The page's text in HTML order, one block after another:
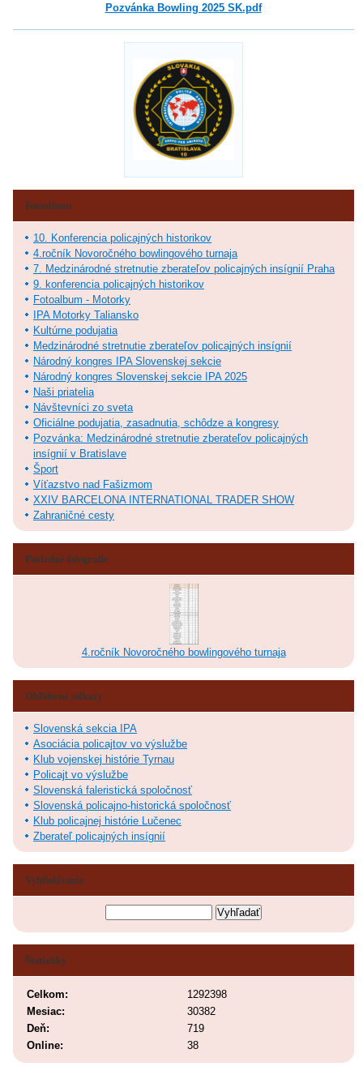
Pozvánka Bowling 2025 SK.pdf
Fotoalbum
10. Konferencia policajných historikov
4.ročník Novoročného bowlingového turnaja
7. Medzinárodné stretnutie zberateľov policajných insígnií Praha
9. konferencia policajných historikov
Fotoalbum - Motorky
IPA Motorky Taliansko
Kultúrne podujatia
Medzinárodné stretnutie zberateľov policajných insígnií
Národný kongres IPA Slovenskej sekcie
Národný kongres Slovenskej sekcie IPA 2025
Naši priatelia
Návštevníci zo sveta
Oficiálne podujatia, zasadnutia, schôdze a kongresy
Pozvánka: Medzinárodné stretnutie zberateľov policajných
insígnií v Bratislave
Šport
Víťazstvo nad Fašizmom
XXIV BARCELONA INTERNATIONAL TRADER SHOW
Zahraničné cesty
Posledné fotografie
4.ročník Novoročného bowlingového turnaja
Obľúbené odkazy
Slovenská sekcia IPA
Asociácia policajtov vo výslužbe
Klub vojenskej histórie Tyrnau
Policajt vo výslužbe
Slovenská faleristická spoločnosť
Slovenská policajno-historická spoločnosť
Klub policajnej histórie Lučenec
Zberateľ policajných insígnií
Vyhľadávanie
Štatistiky
Online: 38
Celkom:
1292398
Mesiac:
30382
Deň:
719